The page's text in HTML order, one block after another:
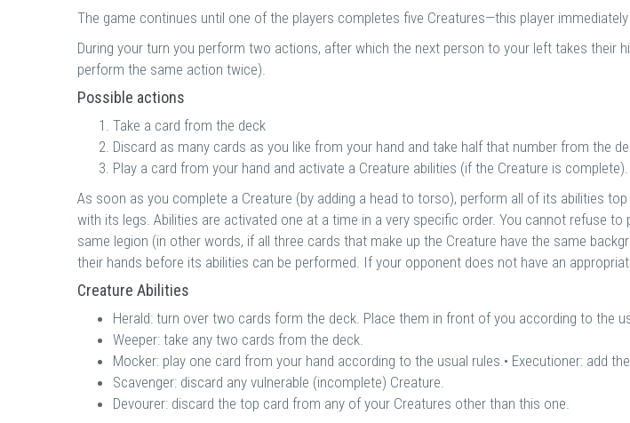
The game continues until one of the players completes five Creatures—this player
During your turn you perform two actions, after which the next person to your left takes
perform the same action twice).
Possible actions
Take a card from the deck
Discard as many cards as you like from your hand and take half that number from the
Play a card from your hand and activate a Creature abilities (if the Creature is complete).
As soon as you complete a Creature (by adding a head to torso), perform all of its abilities
with its legs. Abilities are activated one at a time in a very specific order. You cannot refuse
same legion (in other words, if all three cards that make up the Creature have the same
their hands before its abilities can be performed. If your opponent does not have an
Creature Abilities
Herald: turn over two cards form the deck. Place them in front of you according to the
Weeper: take any two cards from the deck.
Mocker: play one card from your hand according to the usual rules.• Executioner: add
Scavenger: discard any vulnerable (incomplete) Creature.
Devourer: discard the top card from any of your Creatures other than this one.